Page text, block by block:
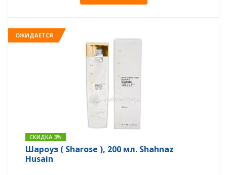
ОЖИДАЕТСЯ
СКИДКА 3%
Шароуз ( Sharose ), 200 мл. Shahnaz
Husain